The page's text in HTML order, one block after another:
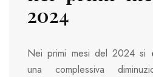
2024
Nei primi mesi del 2024 si
una complessiva